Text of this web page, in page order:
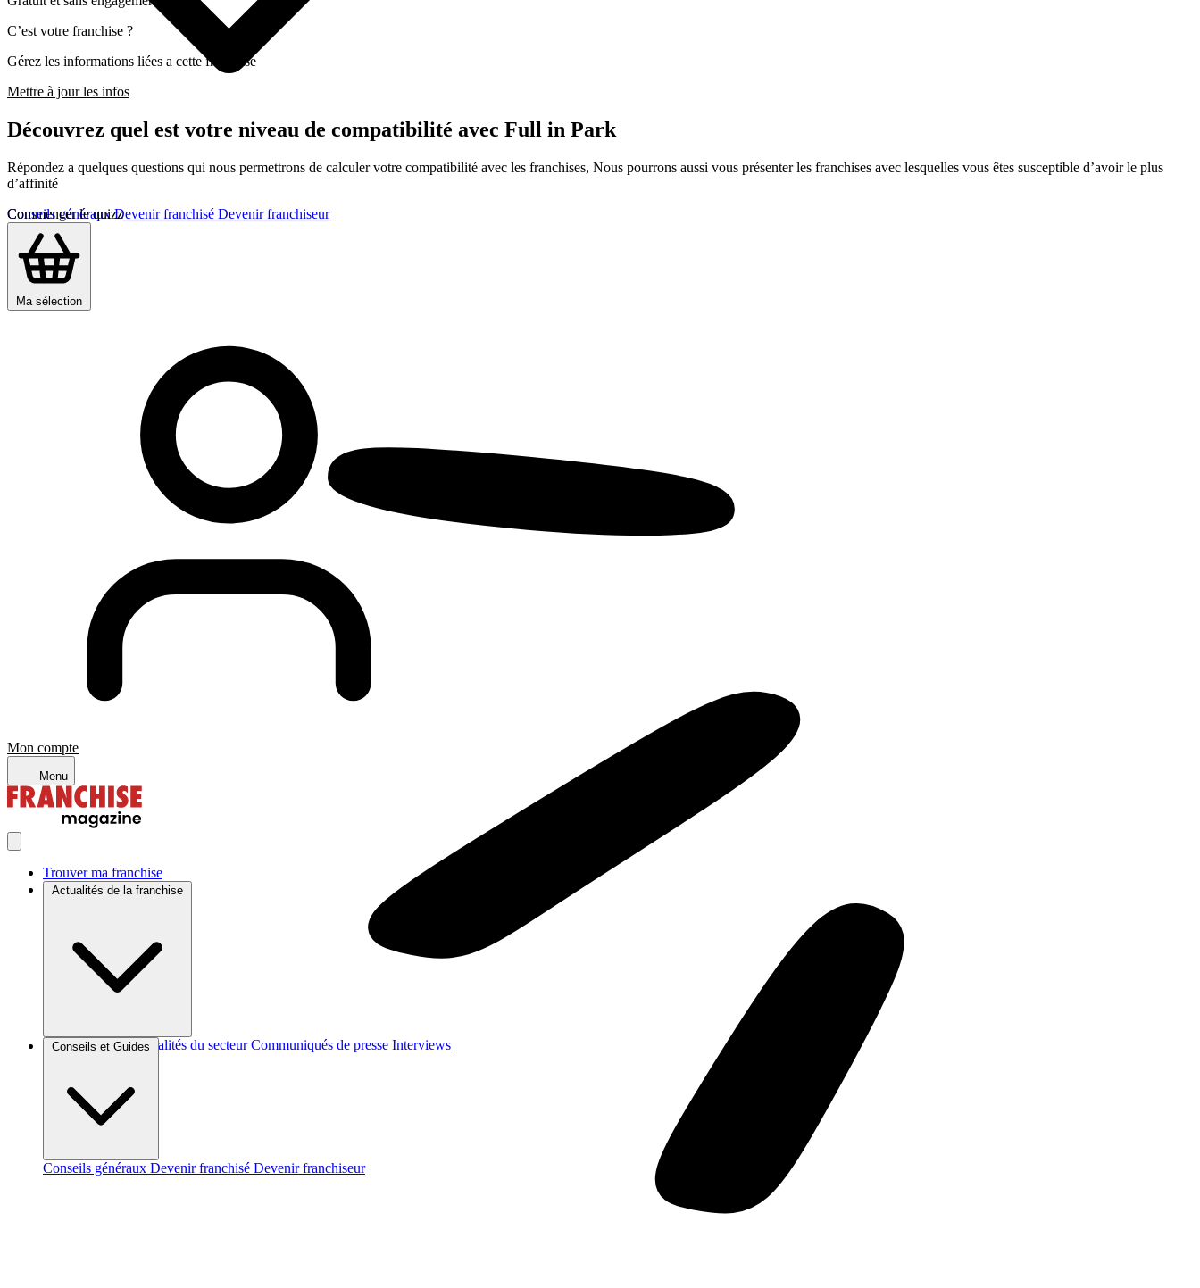
Conseils générauxDevenir franchisé Devenir franchiseur
Ma sélection
Mon compte
Menu
Trouver ma franchise
Actualités de la franchise
Brèves et actus Actualités du secteur Communiqués de presse Interviews
Conseils et Guides
Conseils généraux Devenir franchisé Devenir franchiseur
C’est votre franchise ?
Gérez les informations liées a cette franchise
Mettre à jour les infos
Découvrez quel est votre niveau de compatibilité avec Full in Park
Répondez a quelques questions qui nous permettrons de calculer votre compatibilité avec les franchises, Nous pourrons aussi vous présenter les franchises avec lesquelles vous êtes susceptible d’avoir le plus
d’affinité
Commencer le quizz